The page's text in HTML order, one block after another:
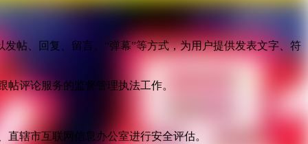
帖、回复、留言、“弹幕”等方式，为用户提供发表文字、符
评论服务的监督管理执法工作。
辖市互联网信息办公室进行安全评估。